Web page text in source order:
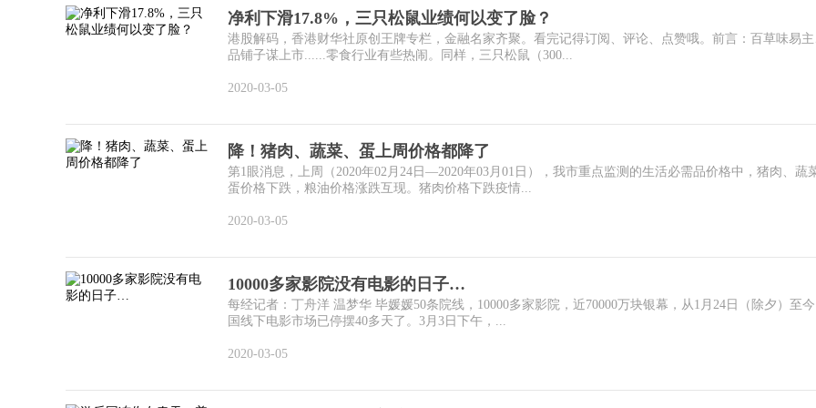
净利下滑17.8%，三只松鼠业绩何以变了脸？
港股解码，香港财华社原创王牌专栏，金融名家齐聚。看完记得订阅、评论、点赞哦。前言：百草味易主
品铺子谋上市......零食行业有些热闹。同样，三只松鼠（300...
2020-03-05
降！猪肉、蔬菜、蛋上周价格都降了
第1眼消息，上周（2020年02月24日—2020年03月01日），我市重点监测的生活必需品价格中，猪肉、蔬
蛋价格下跌，粮油价格涨跌互现。猪肉价格下跌疫情...
2020-03-05
10000多家影院没有电影的日子…
每经记者：丁舟洋 温梦华 毕媛媛50条院线，10000多家影院，近70000万块银幕，从1月24日（除夕）至
国线下电影市场已停摆40多天了。3月3日下午，...
2020-03-05